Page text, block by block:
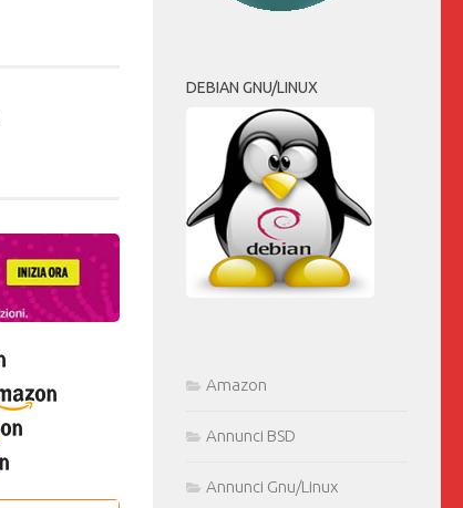
DEBIAN GNU/LINUX
Amazon
Annunci BSD
Annunci Gnu/Linux